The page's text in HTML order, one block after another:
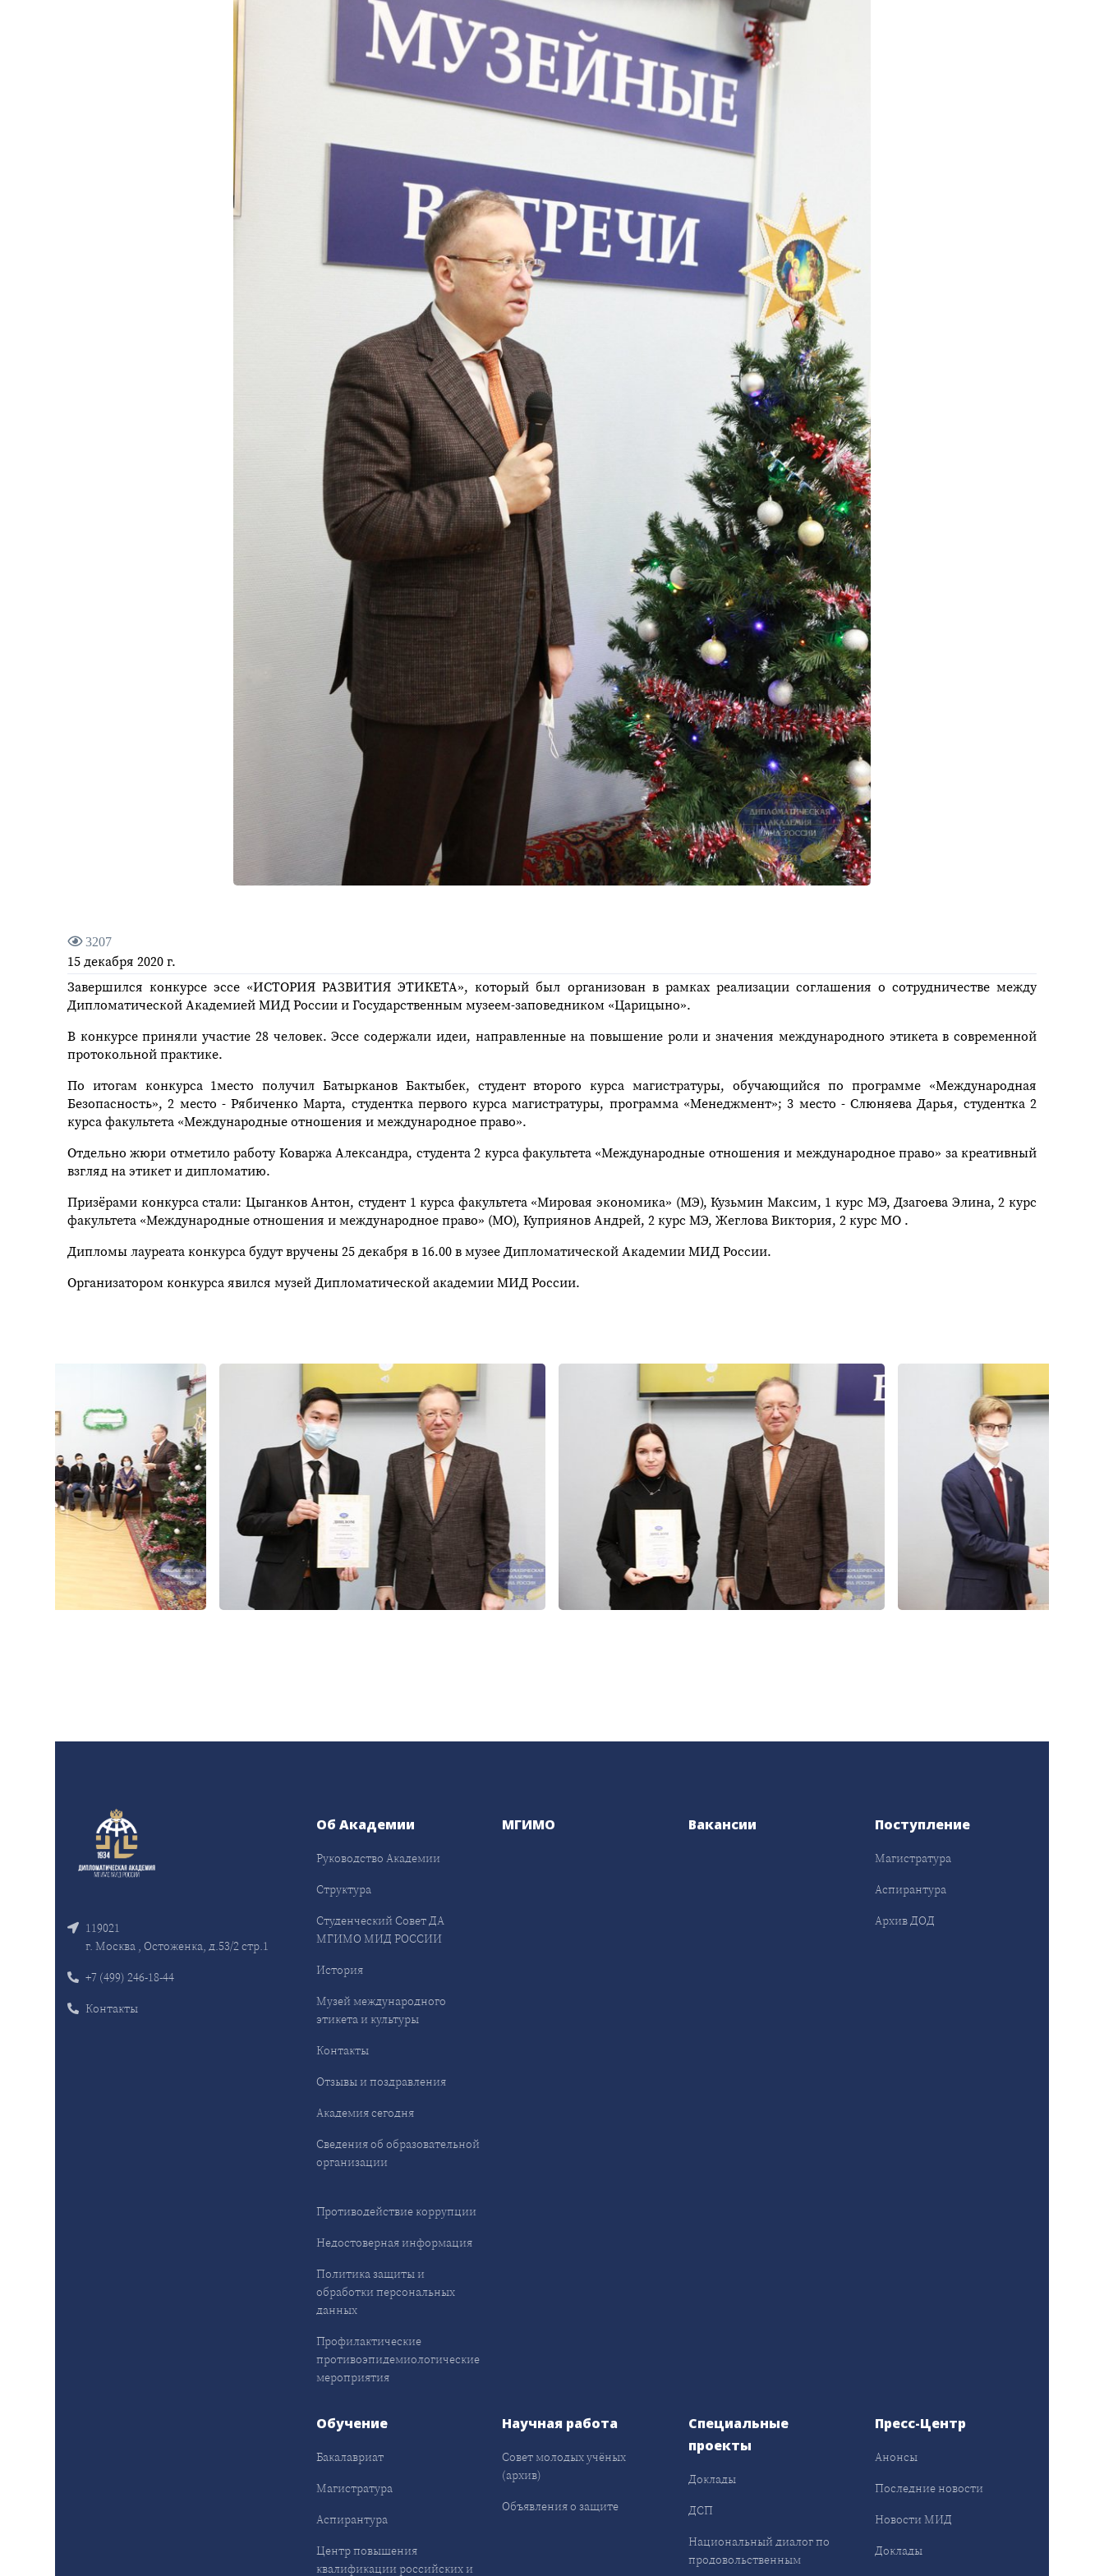
3207
15 декабря 2020 г.
Завершился конкурсе эссе «ИСТОРИЯ РАЗВИТИЯ ЭТИКЕТА», который был организован в рамках реализации соглашения о сотрудничестве между
Дипломатической Академией МИД России и Государственным музеем-заповедником «Царицыно».
В конкурсе приняли участие 28 человек. Эссе содержали идеи, направленные на повышение роли и значения международного этикета в современной
протокольной практике.
По итогам конкурса 1место получил Батырканов Бактыбек, студент второго курса магистратуры, обучающийся по программе «Международная
Безопасность», 2 место - Рябиченко Марта, студентка первого курса магистратуры, программа «Менеджмент»; 3 место - Слюняева Дарья, студентка 2
курса факультета «Международные отношения и международное право».
Отдельно жюри отметило работу Коваржа Александра, студента 2 курса факультета «Международные отношения и международное право» за креативный
взгляд на этикет и дипломатию.
Призёрами конкурса стали: Цыганков Антон, студент 1 курса факультета «Мировая экономика» (МЭ), Кузьмин Максим, 1 курс МЭ, Дзагоева Элина, 2 курс
факультета «Международные отношения и международное право» (МО), Куприянов Андрей, 2 курс МЭ, Жеглова Виктория, 2 курс МО .
Дипломы лауреата конкурса будут вручены 25 декабря в 16.00 в музее Дипломатической Академии МИД России.
Организатором конкурса явился музей Дипломатической академии МИД России.
119021
г. Москва , Остоженка, д.53/2 стр.1
+7 (499) 246-18-44
Контакты
Об Академии
Руководство Академии
Структура
Студенческий Совет ДА
МГИМО МИД РОССИИ
История
Музей международного
этикета и культуры
Контакты
Отзывы и поздравления
Академия сегодня
Сведения об образовательной
организации
Противодействие коррупции
Недостоверная информация
Политика защиты и
обработки персональных
данных
Профилактические
противоэпидемиологические
мероприятия
МГИМО Вакансии Поступление
Магистратура
Аспирантура
Архив ДОД
Обучение
Бакалавриат
Магистратура
Аспирантура
Центр повышения
квалификации российских и
Научная работа
Совет молодых учёных
(архив)
Объявления о защите
Специальные
проекты
Доклады
ДСП
Национальный диалог по
продовольственным
Пресс-Центр
Анонсы
Последние новости
Новости МИД
Доклады